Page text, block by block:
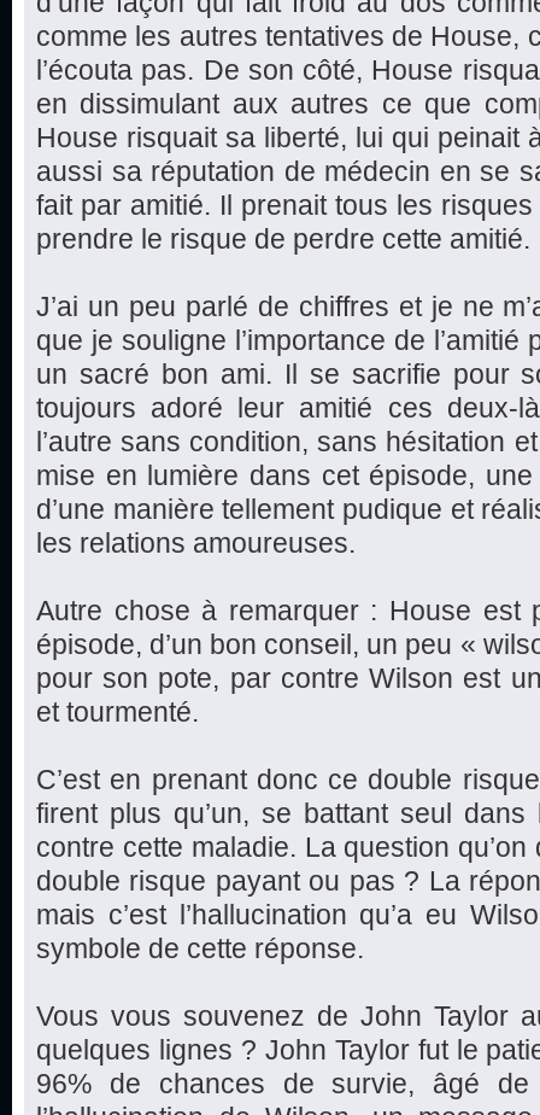
comme les autres tentatives de House,
l’écouta pas. De son côté, House
en dissimulant aux autres ce que
House risquait sa liberté, lui qui peinait
aussi sa réputation de médecin en se
fait par amitié. Il prenait tous les
prendre le risque de perdre cette amitié.
J’ai un peu parlé de chiffres et je ne
que je souligne l’importance de l’amitié
un sacré bon ami. Il se sacrifie pour
toujours adoré leur amitié ces deux-
l’autre sans condition, sans hésitation
mise en lumière dans cet épisode,
d’une manière tellement pudique et
les relations amoureuses.
Autre chose à remarquer : House est
épisode, d’un bon conseil, un peu «
pour son pote, par contre Wilson est
et tourmenté.
C’est en prenant donc ce double
firent plus qu’un, se battant seul
contre cette maladie. La question
double risque payant ou pas ? La
mais c’est l’hallucination qu’a eu
symbole de cette réponse.
Vous vous souvenez de John Taylor
quelques lignes ? John Taylor fut le
96% de chances de survie, âgé